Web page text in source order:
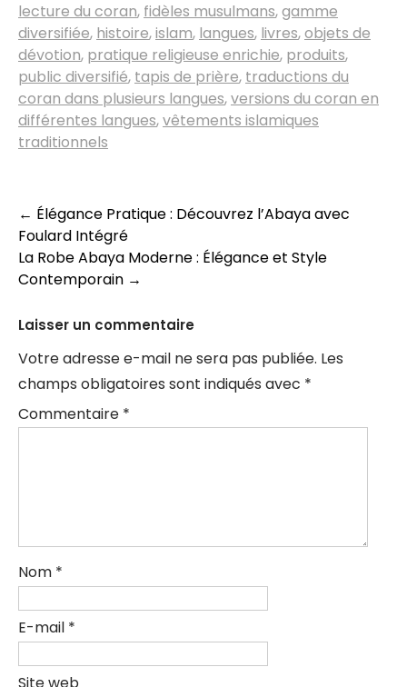
lecture du coran, fidèles musulmans,gamme
diversifiée, histoire,islam, langues, livres,objets de
dévotion, pratique religieuse enrichie, produits,
public diversifié, tapis de prière, traductions du
coran dans plusieurs langues,versions du coran en
différentes langues,vêtements islamiques
traditionnels
Navigation
des
articles
← Élégance Pratique : Découvrez l’Abaya avec
Foulard Intégré
La Robe Abaya Moderne : Élégance et Style
Contemporain →
Laisser un commentaire
Votre adresse e-mail ne sera pas publiée. Les
champs obligatoires sont indiqués avec *
Commentaire *
Nom *
E-mail *